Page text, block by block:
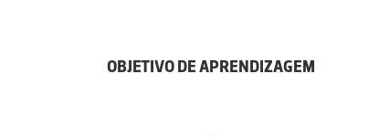
OBJETIVO DE APRENDIZAGEM